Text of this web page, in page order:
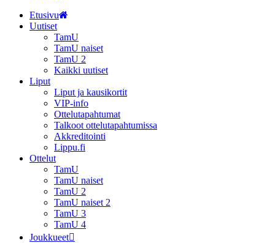
Etusivu
Uutiset
TamU
TamU naiset
TamU 2
Kaikki uutiset
Liput
Liput ja kausikortit
VIP-info
Ottelutapahtumat
Talkoot ottelutapahtumissa
Akkreditointi
Lippu.fi
Ottelut
TamU
TamU naiset
TamU 2
TamU naiset 2
TamU 3
TamU 4
Joukkueet